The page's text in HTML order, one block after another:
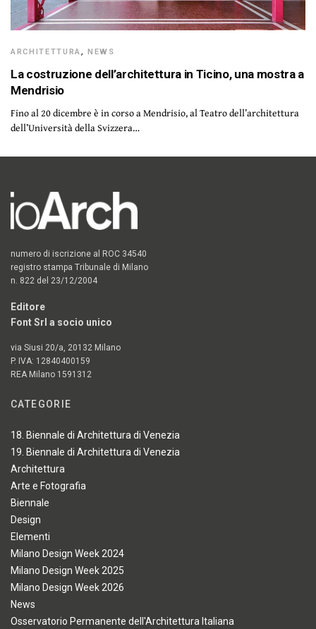
ARCHITETTURA,NEWS
La costruzione dell’architettura in Ticino, una mostra a
Mendrisio
Fino al 20 dicembre è in corso a Mendrisio, al Teatro dell’architettura
dell’Università della Svizzera…
numero di iscrizione al ROC 34540
registro stampa Tribunale di Milano
n. 822 del 23/12/2004
Editore
Font Srl a socio unico
via Siusi 20/a, 20132 Milano
P. IVA: 12840400159
REA Milano 1591312
CATEGORIE
18. Biennale di Architettura di Venezia
19. Biennale di Architettura di Venezia
Architettura
Arte e Fotografia
Biennale
Design
Elementi
Milano Design Week 2024
Milano Design Week 2025
Milano Design Week 2026
News
Osservatorio Permanente dell'Architettura Italiana